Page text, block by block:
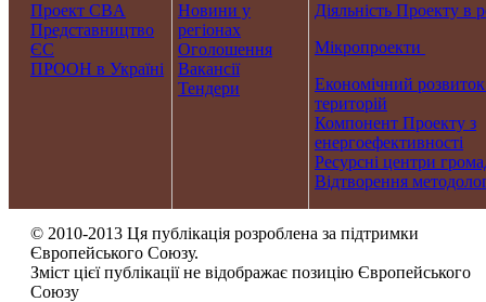
Проект CBA
Представництво
ЄС
ПРООН в Україні
Новини у
регіонах
Оголошення
Вакансії
Тендери
Діяльність Проекту в
Мікропроекти
Економічний розвиток
територій
Компонент Проекту з
енергоефективності
Ресурсні центри
Відтворення
© 2010-2013 Ця публікація розроблена за підтримки
Європейського Союзу.
Зміст цієї публікації не відображає позицію Європейського
Союзу